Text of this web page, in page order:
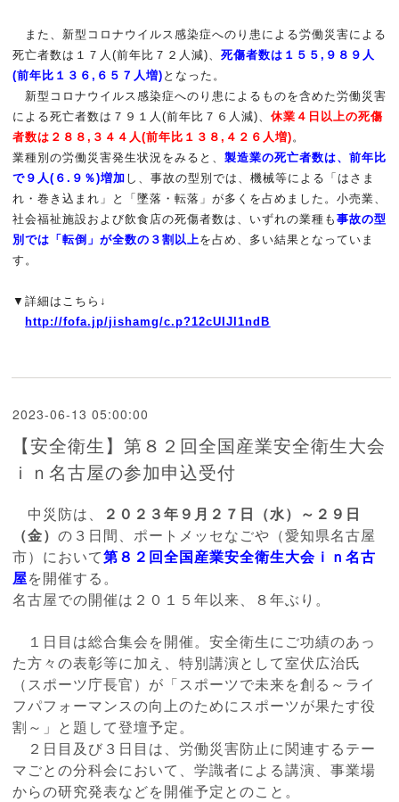
また、新型コロナウイルス感染症へのり患による労働災害による
死亡者数は１７人(前年比７２人減)、死傷者数は１５５,９８９人
(前年 比１３６, ６５７人増) となった。
新型コロナウイルス感染症へのり患によるものを含めた労働災害
に よる死亡者数は７９１人(前年比７６人減)、休業４日以上の死傷
者数は ２８８, ３４４人(前年比１３８,４２６人増) 。
業種別の労働災害発生状況をみると、製造業の死亡者数は、前年比
で９人( ６.９％)増加 し、事故の型別では、機械等による「はさま
れ・巻 き込まれ」
と「墜落・転落」が多くを占めました。小売業、
社会福祉施設および飲食店の死傷者数は、いずれの業種も事故の型
別では 「転倒」が全数の ３割以上 を占め、多い結果となっていま
す。
▼詳細はこちら↓
http://fofa.jp/jishamg/c.p?12cUIJI1ndB
2023-06-13 05:00:00
【安全衛生】第８２回全国産業安全衛生大会
ｉｎ名古屋の参加申込受付
中災防は、
２０２３年９月２７日（水）～２９日
（金）の３日間、ポートメッセなごや（愛知県名古屋
市）において第８２回全国産業安全衛生大会ｉｎ名古
屋を開催する。
名古屋での開催は２０１５年以来、８年ぶり。
１日目は総合集会を開催。安全衛生にご功績のあっ
た方々の表彰等に加え、特別講演として室伏広治氏
（スポーツ庁長官）が「スポーツで未来を創る～ライ
フパフォーマンスの向上のためにスポーツが果たす役
割～」と 題して登壇予定。
２日目及び３日目は、労働災害防止に関連するテー
マごとの分科会において、学識者による講演、事業場
からの研究発表などを開催予定とのこと。